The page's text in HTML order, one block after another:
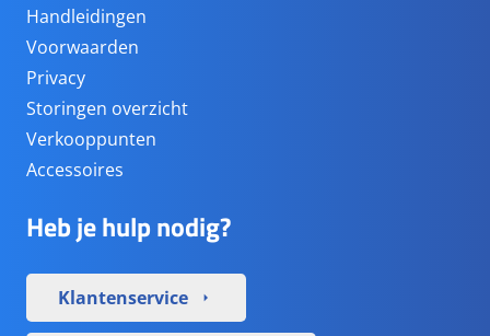
Handleidingen
Voorwaarden
Privacy
Storingen overzicht
Verkooppunten
Accessoires
Heb je hulp nodig?
Klantenservice arrow_right